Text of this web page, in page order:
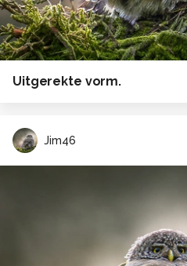
Uitgerekte vorm.
Jim46